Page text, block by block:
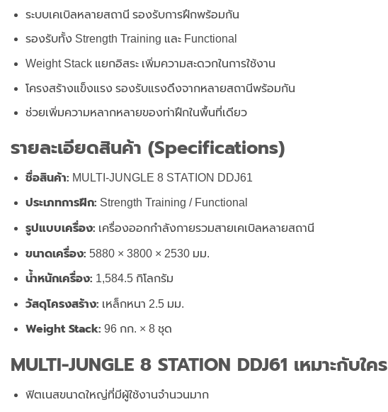
ระบบเคเบิลหลายสถานี รองรับการฝึกพร้อมกัน
รองรับทั้ง Strength Training และ Functional
Weight Stack แยกอิสระ เพิ่มความสะดวกในการใช้งาน
โครงสร้างแข็งแรง รองรับแรงดึงจากหลายสถานีพร้อมกัน
ช่วยเพิ่มความหลากหลายของท่าฝึกในพื้นที่เดียว
รายละเอียดสินค้า (Specifications)
ชื่อสินค้า: MULTI-JUNGLE 8 STATION DDJ61
ประเภทการฝึก: Strength Training / Functional
รูปแบบเครื่อง: เครื่องออกกำลังกายรวมสายเคเบิลหลายสถานี
ขนาดเครื่อง: 5880 × 3800 × 2530 มม.
น้ำหนักเครื่อง: 1,584.5 กิโลกรัม
วัสดุโครงสร้าง: เหล็กหนา 2.5 มม.
Weight Stack: 96 กก. × 8 ชุด
MULTI-JUNGLE 8 STATION DDJ61 เหมาะกับใคร
ฟิตเนสขนาดใหญ่ที่มีผู้ใช้งานจำนวนมาก